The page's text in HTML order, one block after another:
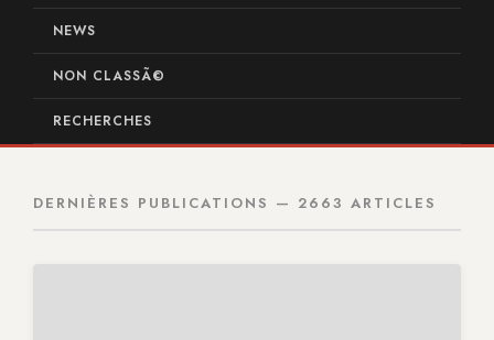
NEWS
NON CLASSÃ©
RECHERCHES
DERNIÈRES PUBLICATIONS — 2663 ARTICLES